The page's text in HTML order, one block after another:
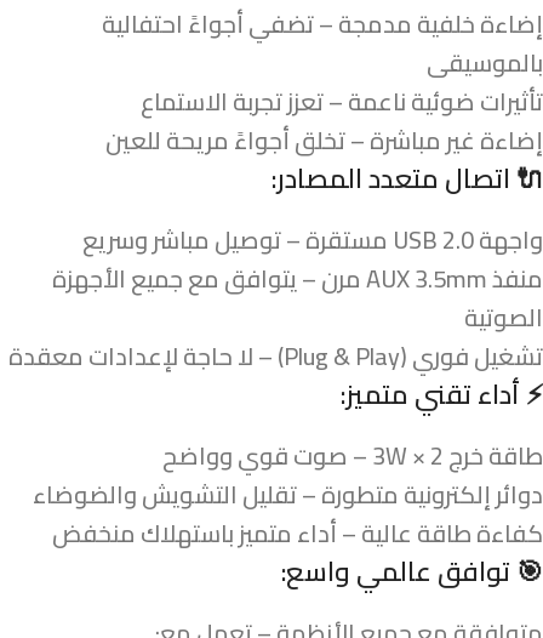
إضاءة خلفية مدمجة – تضفي أجواءً احتفالية
بالموسيقى
تأثيرات ضوئية ناعمة – تعزز تجربة الاستماع
إضاءة غير مباشرة – تخلق أجواءً مريحة للعين
🔌اتصال متعدد المصادر:
واجهة USB 2.0 مستقرة – توصيل مباشر وسريع
منفذ AUX 3.5mm مرن – يتوافق مع جميع الأجهزة
الصوتية
تشغيل فوري (Plug & Play) – لا حاجة لإعدادات معقدة
⚡أداء تقني متميز:
طاقة خرج 3W × 2 – صوت قوي وواضح
دوائر إلكترونية متطورة – تقليل التشويش والضوضاء
كفاءة طاقة عالية – أداء متميز باستهلاك منخفض
🎯توافق عالمي واسع: